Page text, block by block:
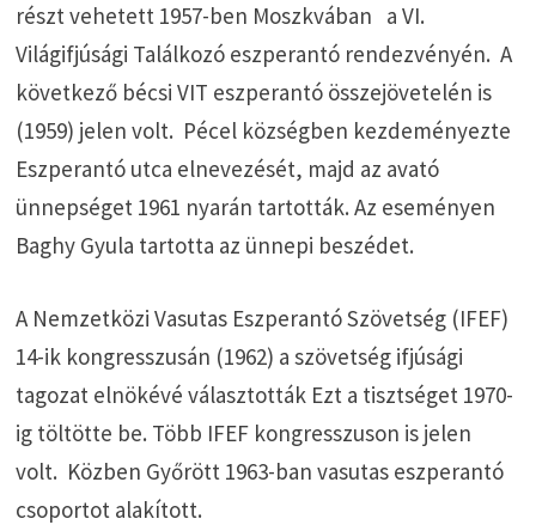
részt vehetett 1957-ben Moszkvában a VI.
Világifjúsági Találkozó eszperantó rendezvényén. A
következő bécsi VIT eszperantó összejövetelén is
(1959) jelen volt. Pécel községben kezdeményezte
Eszperantó utca elnevezését, majd az avató
ünnepséget 1961 nyarán tartották. Az eseményen
Baghy Gyula tartotta az ünnepi beszédet.
A Nemzetközi Vasutas Eszperantó Szövetség (IFEF)
14-ik kongresszusán (1962) a szövetség ifjúsági
tagozat elnökévé választották Ezt a tisztséget 1970-
ig töltötte be. Több IFEF kongresszuson is jelen
volt. Közben Győrött 1963-ban vasutas eszperantó
csoportot alakított.